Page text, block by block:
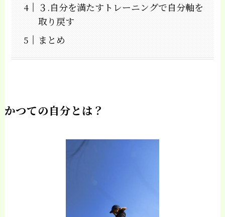
３.自分を満たすトレーニングで自分軸を
取り戻す
まとめ
かつての自分とは？